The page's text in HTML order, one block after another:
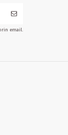
email.